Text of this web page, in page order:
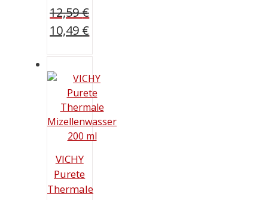
12,59€
Ursprünglicher
12,59 €
10,49 €
ist:
10,49 €.
VICHY
Purete
Thermale